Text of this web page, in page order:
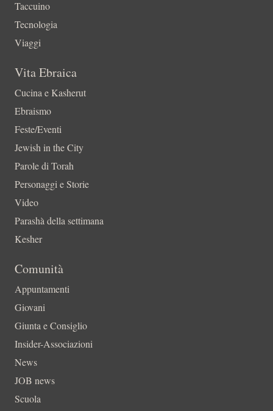
Taccuino
Tecnologia
Viaggi
Vita Ebraica
Cucina e Kasherut
Ebraismo
Feste/Eventi
Jewish in the City
Parole di Torah
Personaggi e Storie
Video
Parashà della settimana
Kesher
Comunità
Appuntamenti
Giovani
Giunta e Consiglio
Insider-Associazioni
News
JOB news
Scuola